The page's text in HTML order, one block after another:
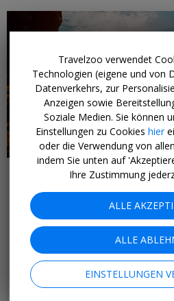
zu sehen
TOP 20 - sehr begehrt!
ab 135 € p.P.
Sommer in Hamburg:
NORDDEUTSCHLAND
Sie übernachten in einem Hotel
Travelzoo verwendet
Technologien (eigene und von
Datenverkehrs, zur
Anzeigen sowie
Soziale Medien. Sie können
Einstellungen zu Cookies hier
oder die Verwendung von
indem Sie unten auf
Ihre Zustimmung
ALLE
ALLE
EINSTELLUNGEN